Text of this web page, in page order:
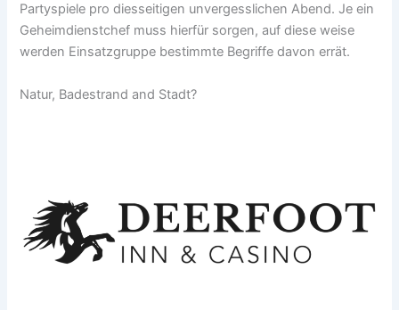
Partyspiele pro diesseitigen unvergesslichen Abend. Je ein
Geheimdienstchef muss hierfür sorgen, auf diese weise
werden Einsatzgruppe bestimmte Begriffe davon errät.
Natur, Badestrand and Stadt?